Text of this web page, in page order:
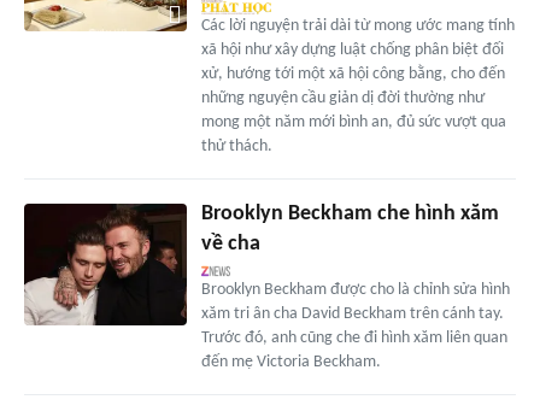
Các lời nguyện trải dài từ mong ước mang tính
xã hội như xây dựng luật chống phân biệt đối
xử, hướng tới một xã hội công bằng, cho đến
những nguyện cầu giản dị đời thường như
mong một năm mới bình an, đủ sức vượt qua
thử thách.
Brooklyn Beckham che hình xăm
về cha
Brooklyn Beckham được cho là chỉnh sửa hình
xăm tri ân cha David Beckham trên cánh tay.
Trước đó, anh cũng che đi hình xăm liên quan
đến mẹ Victoria Beckham.